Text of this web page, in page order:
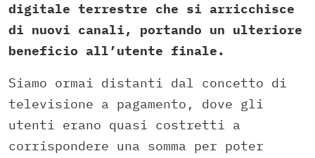
digitale terrestre che si arricchisce
di nuovi canali, portando un ulteriore
beneficio all’utente finale.
Siamo ormai distanti dal concetto di
televisione a pagamento, dove gli
utenti erano quasi costretti a
corrispondere una somma per poter